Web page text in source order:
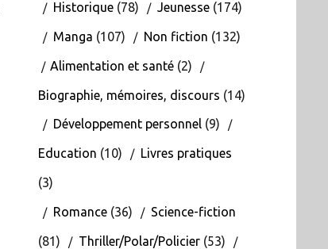
Historique(78) Jeunesse(174)
Manga (107) Non fiction (132)
Alimentation et santé(2)
Biographie, mémoires, discours (14)
Développement personnel(9)
Education (10) Livres pratiques
(3)
Romance(36) Science-fiction
(81) Thriller/Polar/Policier(53)